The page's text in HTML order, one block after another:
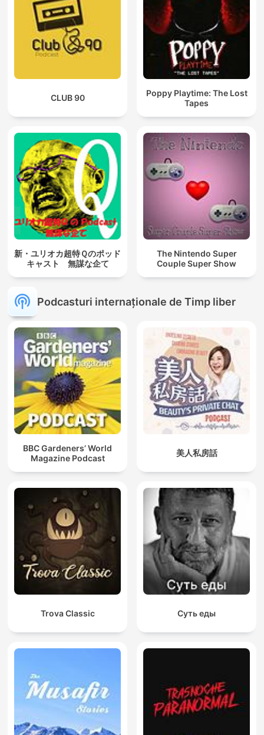
CLUB 90
Poppy Playtime: The Lost
Tapes
新・ユリオカ超特Ｑのポッド
キャスト 無謀な企て
The Nintendo Super
Couple Super Show
Podcasturi internaționale de Timp liber
BBC Gardeners’ World
Magazine Podcast
美人私房話
Trova Classic Суть еды